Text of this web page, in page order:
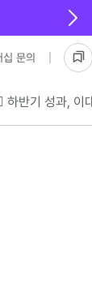
십 문의
하반기 성과, 이